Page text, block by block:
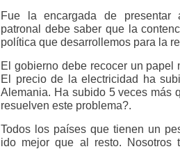
Fue la encargada de presentar
patronal debe saber que la
política que desarrollemos para la
El gobierno debe recocer un papel
El precio de la electricidad ha
Alemania. Ha subido 5 veces más
resuelven este problema?.
Todos los países que tienen un
ido mejor que al resto. Nosotros